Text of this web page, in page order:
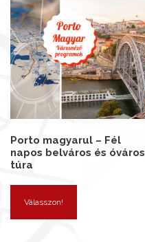
Porto magyarul – Fél
napos belváros és óváros
túra
Válasszon!